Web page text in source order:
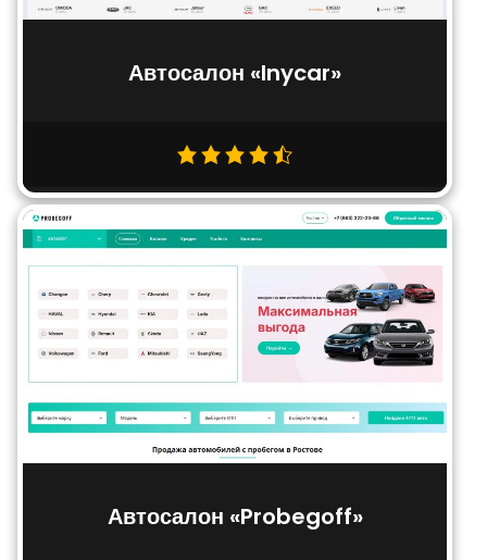
Автосалон «Inycar»
Автосалон «Probegoff»